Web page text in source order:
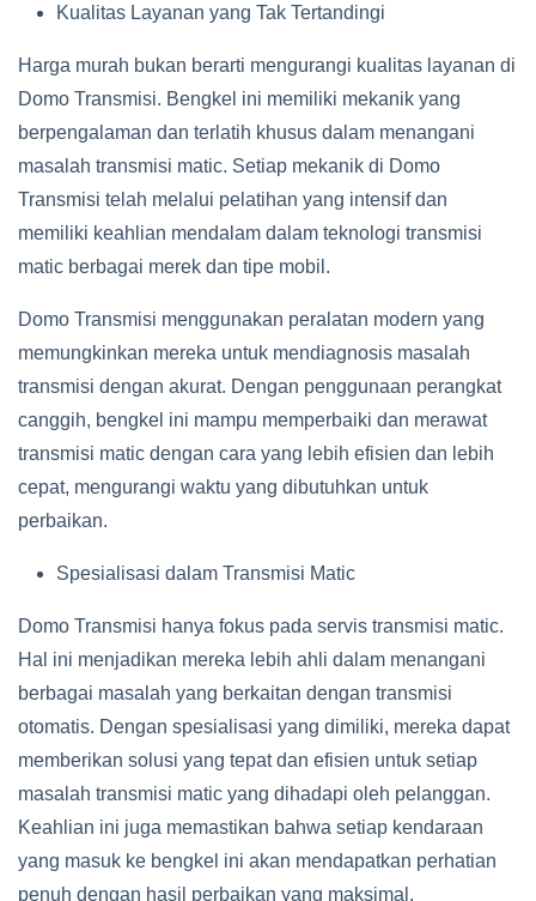
Kualitas Layanan yang Tak Tertandingi
Harga murah bukan berarti mengurangi kualitas layanan di
Domo Transmisi. Bengkel ini memiliki mekanik yang
berpengalaman dan terlatih khusus dalam menangani
masalah transmisi matic. Setiap mekanik di Domo
Transmisi telah melalui pelatihan yang intensif dan
memiliki keahlian mendalam dalam teknologi transmisi
matic berbagai merek dan tipe mobil.
Domo Transmisi menggunakan peralatan modern yang
memungkinkan mereka untuk mendiagnosis masalah
transmisi dengan akurat. Dengan penggunaan perangkat
canggih, bengkel ini mampu memperbaiki dan merawat
transmisi matic dengan cara yang lebih efisien dan lebih
cepat, mengurangi waktu yang dibutuhkan untuk
perbaikan.
Spesialisasi dalam Transmisi Matic
Domo Transmisi hanya fokus pada servis transmisi matic.
Hal ini menjadikan mereka lebih ahli dalam menangani
berbagai masalah yang berkaitan dengan transmisi
otomatis. Dengan spesialisasi yang dimiliki, mereka dapat
memberikan solusi yang tepat dan efisien untuk setiap
masalah transmisi matic yang dihadapi oleh pelanggan.
Keahlian ini juga memastikan bahwa setiap kendaraan
yang masuk ke bengkel ini akan mendapatkan perhatian
penuh dengan hasil perbaikan yang maksimal.